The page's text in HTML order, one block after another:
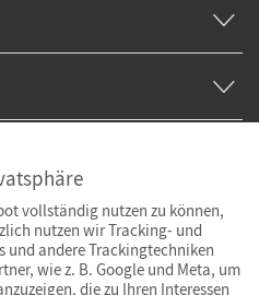
vollständig nutzen zu können,
nutzen wir Tracking- und
und andere Trackingtechniken
wie z. B. Google und Meta, um
die zu Ihren Interessen